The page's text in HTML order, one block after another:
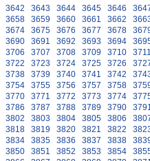
3642 3643 3644 3645 3646
3658 3659 3660 3661 3662
3674 3675 3676 3677 3678
3690 3691 3692 3693 3694
3706 3707 3708 3709 3710
3722 3723 3724 3725 3726
3738 3739 3740 3741 3742
3754 3755 3756 3757 3758
3770 3771 3772 3773 3774
3786 3787 3788 3789 3790
3802 3803 3804 3805 3806
3818 3819 3820 3821 3822
3834 3835 3836 3837 3838
3850 3851 3852 3853 3854